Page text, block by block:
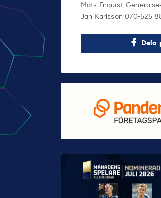
Mats Enquist,
Jan Karlsson 070-525
Dela